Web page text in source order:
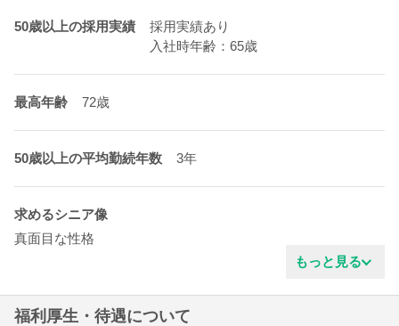
50歳以上の採用実績
採用実績あり
入社時年齢：65歳
最高年齢 72歳
50歳以上の平均勤続年数 3年
求めるシニア像
真面目な性格
責任感がある
もっと見る
福利厚生・待遇について